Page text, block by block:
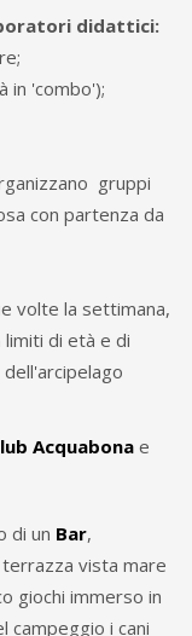
didattici:
in 'combo');
gruppi
con partenza da
volte la settimana,
di età e di
Acquabona e
di un Bar,
vista mare
giochi immerso in
campeggio i cani